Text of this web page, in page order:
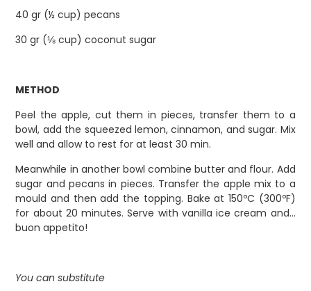
40 gr (½ cup) pecans⁣
30 gr (⅛ cup) coconut sugar⁣
METHOD
Peel the apple, cut them in pieces, transfer them to a
bowl, add the squeezed lemon, cinnamon, and sugar. ⁣Mix
well and allow to rest for at least 30 min.⁣
⁣Meanwhile in another bowl combine butter and flour. Add
sugar and pecans in pieces. ⁣Transfer the apple mix to a
mould and then add the topping. ⁣Bake at 150ºC (300ºF)
for about 20 minutes. ⁣Serve with vanilla ice cream and…
buon appetito!⁣
You can substitute